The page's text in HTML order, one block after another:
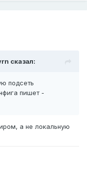
сказал:
подсеть
пишет -
а не локальную